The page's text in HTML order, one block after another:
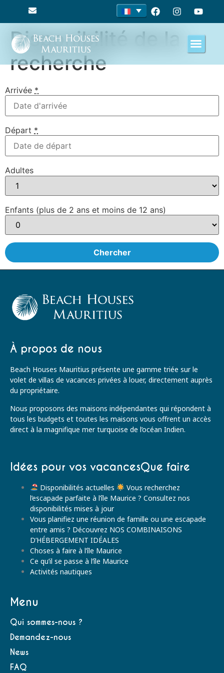
Disponibilité de la
recherche
Arrivée *
Départ *
Adultes
Enfants (plus de 2 ans et moins de 12 ans)
À propos de nous
Beach Houses Mauritius présente une gamme triée sur le
volet de villas de vacances privées à louer, directement auprès
du propriétaire.
Nous proposons des maisons indépendantes qui répondent à
tous les budgets et toutes les maisons vous offrent un accès
direct à la magnifique mer turquoise de l’océan Indien.
Idées pour vos vacancesQue faire
Disponibilités actuelles
Vous recherchez
l’escapade parfaite à l’île Maurice ? Consultez nos
disponibilités mises à jour
Vous planifiez une réunion de famille ou une escapade
entre amis ? Découvrez NOS COMBINAISONS
D’HÉBERGEMENT IDÉALES
Choses à faire à l’île Maurice
Ce qu’il se passe à l’île Maurice
Activités nautiques
Menu
Qui sommes-nous ?
Demandez-nous
News
FAQ